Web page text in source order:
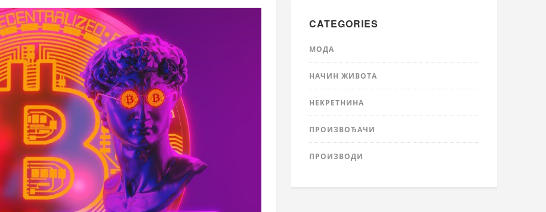
CATEGORIES
МОДА
НАЧИН ЖИВОТА
НЕКРЕТНИНА
ПРОИЗВОЂАЧИ
ПРОИЗВОДИ